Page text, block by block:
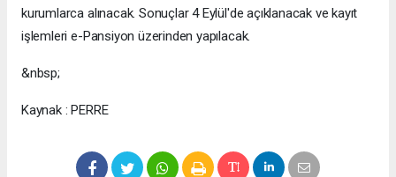
kurumlarca alınacak. Sonuçlar 4 Eylül'de açıklanacak ve kayıt
işlemleri e-Pansiyon üzerinden yapılacak.
&nbsp;
Kaynak : PERRE